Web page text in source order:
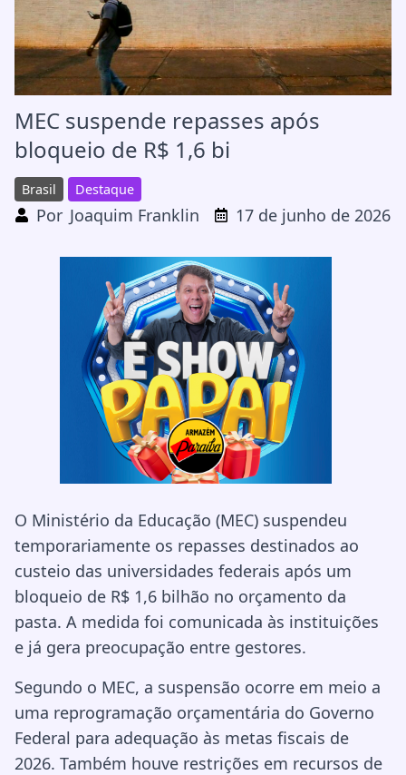
MEC suspende repasses após
bloqueio de R$ 1,6 bi
Brasil Destaque
Por Joaquim Franklin 17 de junho de 2026
O Ministério da Educação (MEC) suspendeu
temporariamente os repasses destinados ao
custeio das universidades federais após um
bloqueio de R$ 1,6 bilhão no orçamento da
pasta. A medida foi comunicada às instituições
e já gera preocupação entre gestores.
Segundo o MEC, a suspensão ocorre em meio a
uma reprogramação orçamentária do Governo
Federal para adequação às metas fiscais de
2026. Também houve restrições em recursos de